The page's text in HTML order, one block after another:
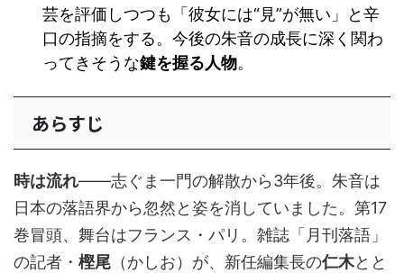
芸を評価しつつも「彼女には“見”が無い」と辛
口の指摘をする。今後の朱音の成長に深く関わ
ってきそうな鍵を握る人物。
あらすじ
時は流れ――志ぐま一門の解散から3年後。朱音は
日本の落語界から忽然と姿を消していました。第17
巻冒頭、舞台はフランス・パリ。雑誌「月刊落語」
の記者・ 樫尾 （かしお）が、新任編集長の仁木とと